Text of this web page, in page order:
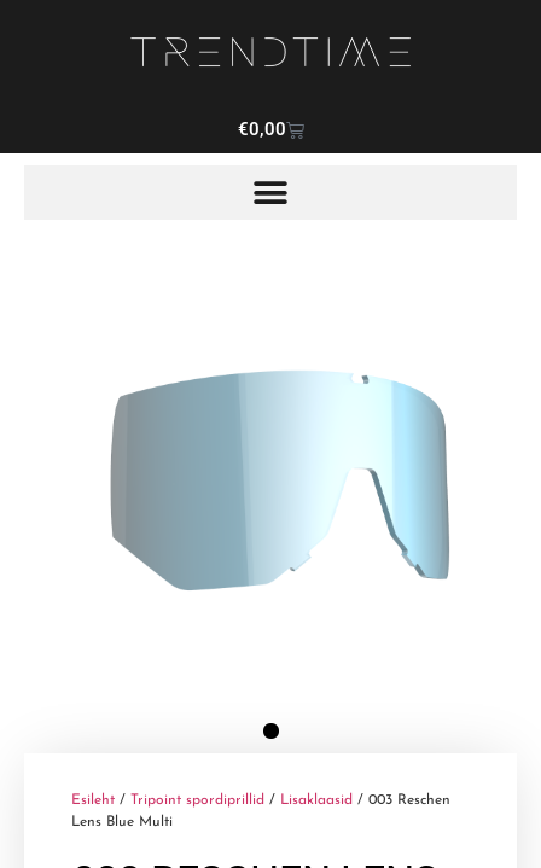
€0,00
Esileht / Tripoint spordiprillid / Lisaklaasid / 003 Reschen
Lens Blue Multi